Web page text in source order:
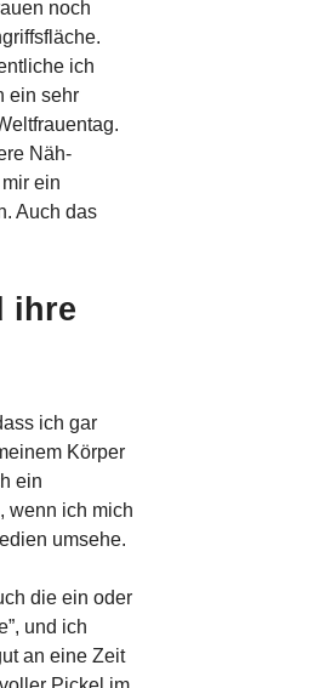
noch
ich
ein sehr
Näh-
ein
Auch das
ihre
ich gar
Körper
ein
wenn ich mich
umsehe.
die ein oder
und ich
an eine Zeit